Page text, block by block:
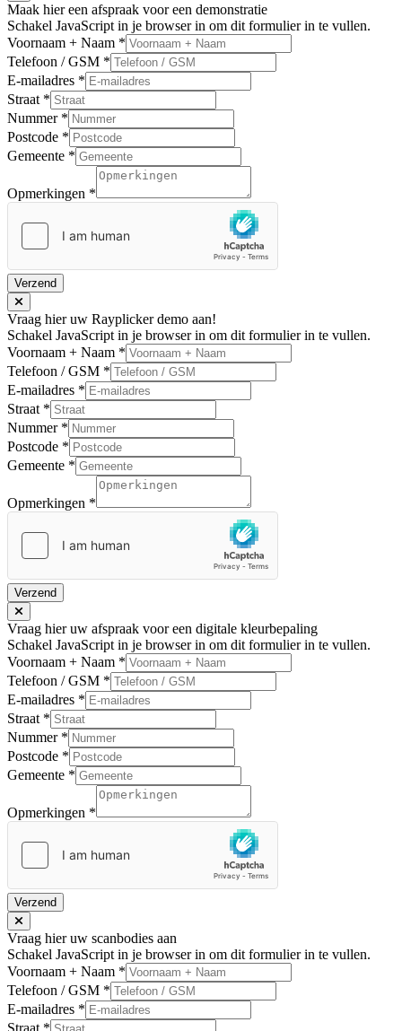
Maak hier een afspraak voor een demonstratie
Schakel JavaScript in je browser in om dit formulier in te vullen.
Voornaam + Naam *
Telefoon / GSM *
E-mailadres *
Straat *
Nummer *
Postcode *
Gemeente *
Opmerkingen *
Verzend
Vraag hier uw Rayplicker demo aan!
Schakel JavaScript in je browser in om dit formulier in te vullen.
Voornaam + Naam *
Telefoon / GSM *
E-mailadres *
Straat *
Nummer *
Postcode *
Gemeente *
Opmerkingen *
Verzend
Vraag hier uw afspraak voor een digitale kleurbepaling
Schakel JavaScript in je browser in om dit formulier in te vullen.
Voornaam + Naam *
Telefoon / GSM *
E-mailadres *
Straat *
Nummer *
Postcode *
Gemeente *
Opmerkingen *
Verzend
Vraag hier uw scanbodies aan
Schakel JavaScript in je browser in om dit formulier in te vullen.
Voornaam + Naam *
Telefoon / GSM *
E-mailadres *
Straat *